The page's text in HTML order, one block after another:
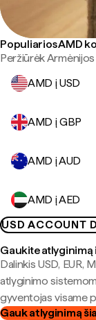
Populiarios AMD
Peržiūrėk
AMD į USD
AMD į GBP
AMD į AUD
AMD į AED
USD ACCOUNT
Gaukite atlyginimą
Dalinkis USD, EUR,
atlyginimo
gyventojas visame
Gauk atlyginimą